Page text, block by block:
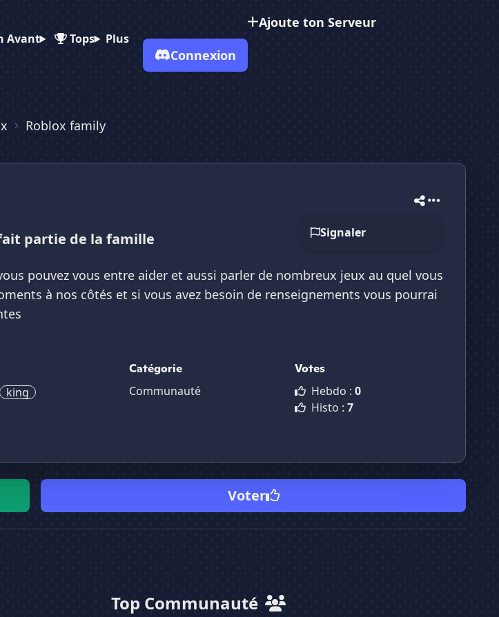
Avant Tops Plus
Ajoute ton Serveur
Connexion
Roblox family
Signaler
partie de la famille
pouvez vous entre aider et aussi parler de nombreux jeux au quel vous
à nos côtés et si vous avez besoin de renseignements vous pourrai
king
Catégorie
Communauté
Votes
Hebdo : 0
Histo : 7
Voter
Roblox family
Top Communauté
Roblox family
Roblox family